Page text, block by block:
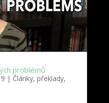
problémů
| Články, překlady,